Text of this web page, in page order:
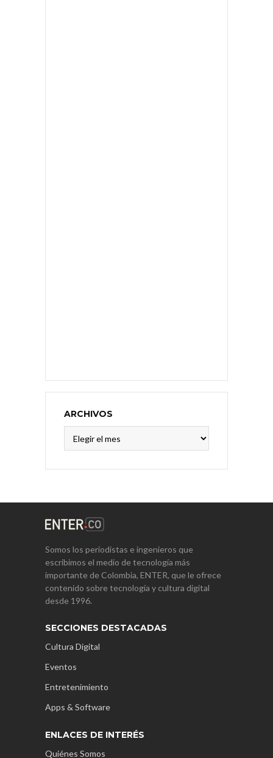
ARCHIVOS
Somos los periodistas e ingenieros que
escribimos el medio de tecnología más
importante de Colombia, ENTER, que le ofrece
contenido sobre tecnología y cultura digital
desde 1996.
SECCIONES DESTACADAS
Cultura Digital
Eventos
Entretenimiento
Apps & Software
ENLACES DE INTERÉS
Quiénes Somos